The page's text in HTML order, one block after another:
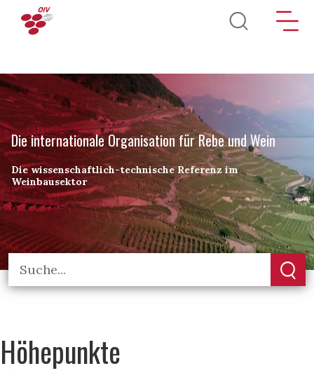
Direkt zum Inhalt
Die internationale Organisation für Rebe und Wein
Die wissenschaftlich-technische Referenz im
Weinbausektor
Höhepunkte